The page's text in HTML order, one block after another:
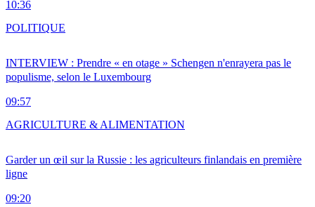
10:36
INTERVIEW : Prendre « en otage » Schengen n'enrayera pas le
populisme, selon le Luxembourg
09:57
POLITIQUE
Garder un œil sur la Russie : les agriculteurs finlandais en première
ligne
09:20
AGRICULTURE & ALIMENTATION